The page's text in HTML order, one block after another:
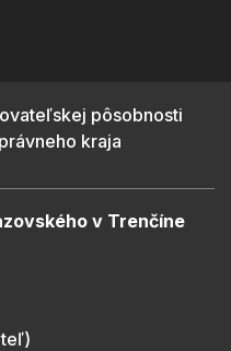
pôsobnosti
kraja
v Trenčíne